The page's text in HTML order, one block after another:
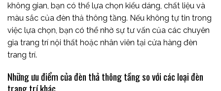
không gian, bạn có thể lựa chọn kiểu dáng, chất liệu và
màu sắc của đèn thả thông tầng. Nếu không tự tin trong
việc lựa chọn, bạn có thể nhờ sự tư vấn của các chuyên
gia trang trí nội thất hoặc nhân viên tại cửa hàng đèn
trang trí.
Những ưu điểm của đèn thả thông tầng so với các loại đèn